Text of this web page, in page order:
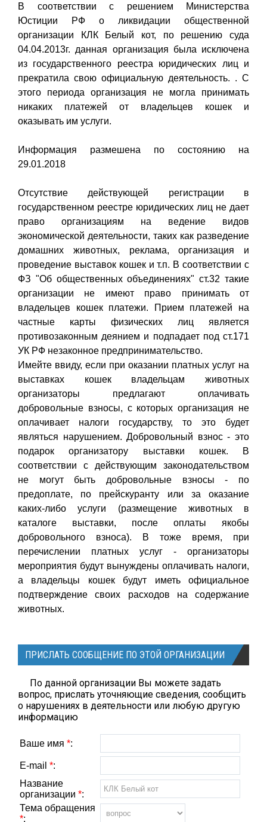
В соответствии с решением Министерства
Юстиции РФ о ликвидации общественной
организации КЛК Белый кот, по решению суда
04.04.2013г. данная организация была исключена
из государственного реестра юридических лиц и
прекратила свою официальную деятельность. . С
этого периода организация не могла принимать
никаких платежей от владельцев кошек и
оказывать им услуги.
Информация размешена по состоянию на
29.01.2018
Отсутствие действующей регистрации в
государственном реестре юридических лиц не дает
право организациям на ведение видов
экономической деятельности, таких как разведение
домашних животных, реклама, организация и
проведение выставок кошек и т.п. В соответствии с
ФЗ "Об общественных объединениях" ст.32 такие
организации не имеют право принимать от
владельцев кошек платежи. Прием платежей на
частные карты физических лиц является
противозаконным деянием и подпадает под ст.171
УК РФ незаконное предпринимательство.
Имейте ввиду, если при оказании платных услуг на
выставках кошек владельцам животных
организаторы предлагают оплачивать
добровольные взносы, с которых организация не
оплачивает налоги государству, то это будет
являться нарушением. Добровольный взнос - это
подарок организатору выставки кошек. В
соответствии с действующим законодательством
не могут быть добровольные взносы - по
предоплате, по прейскуранту или за оказание
каких-либо услуги (размещение животных в
каталоге выставки, после оплаты якобы
добровольного взноса). В тоже время, при
перечислении платных услуг - организаторы
мероприятия будут вынуждены оплачивать налоги,
а владельцы кошек будут иметь официальное
подтверждение своих расходов на содержание
животных.
ПРИСЛАТЬ СООБЩЕНИЕ ПО ЭТОЙ ОРГАНИЗАЦИИ
По данной организации Вы можете задать
вопрос, прислать уточняющие сведения, сообщить
о нарушениях в деятельности или любую другую
информацию
Ваше имя *:
E-mail *:
Название
организации *:
Тема обращения
*: